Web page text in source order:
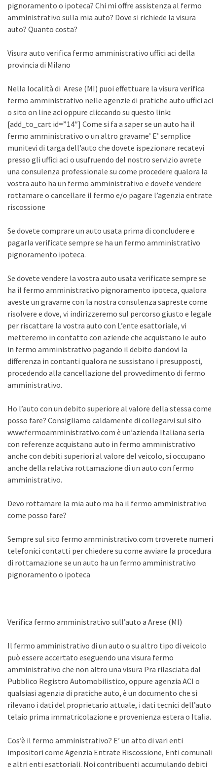
pignoramento o ipoteca? Chi mi offre assistenza al fermo
amministrativo sulla mia auto? Dove si richiede la visura
auto? Quanto costa?
Visura auto verifica fermo amministrativo uffici aci della
provincia di Milano
Nella località di Arese (MI) puoi effettuare la visura verifica
fermo amministrativo nelle agenzie di pratiche auto uffici aci
o sito on line aci oppure cliccando su questo link:
[add_to_cart id=”14″] Come si fa a saper se un auto ha il
fermo amministrativo o un altro gravame’ E’ semplice
munitevi di targa dell’auto che dovete ispezionare recatevi
presso gli uffici aci o usufruendo del nostro servizio avrete
una consulenza professionale su come procedere qualora la
vostra auto ha un fermo amministrativo e dovete vendere
rottamare o cancellare il fermo e/o pagare l’agenzia entrate
riscossione
Se dovete comprare un auto usata prima di concludere e
pagarla verificate sempre se ha un fermo amministrativo
pignoramento ipoteca.
Se dovete vendere la vostra auto usata verificate sempre se
ha il fermo amministrativo pignoramento ipoteca, qualora
aveste un gravame con la nostra consulenza sapreste come
risolvere e dove, vi indirizzeremo sul percorso giusto e legale
per riscattare la vostra auto con L’ente esattoriale, vi
metteremo in contatto con aziende che acquistano le auto
in fermo amministrativo pagando il debito dandovi la
differenza in contanti qualora ne sussistano i presupposti,
procedendo alla cancellazione del provvedimento di fermo
amministrativo.
Ho l’auto con un debito superiore al valore della stessa come
posso fare? Consigliamo caldamente di collegarvi sul sito
www.fermoamministrativo.com è un’azienda Italiana seria
con referenze acquistano auto in fermo amministrativo
anche con debiti superiori al valore del veicolo, si occupano
anche della relativa rottamazione di un auto con fermo
amministrativo.
Devo rottamare la mia auto ma ha il fermo amministrativo
come posso fare?
Sempre sul sito fermo amministrativo.com troverete numeri
telefonici contatti per chiedere su come avviare la procedura
di rottamazione se un auto ha un fermo amministrativo
pignoramento o ipoteca
Verifica fermo amministrativo sull’auto a Arese (MI)
Il fermo amministrativo di un auto o su altro tipo di veicolo
può essere accertato eseguendo una visura fermo
amministrativo che non altro una visura Pra rilasciata dal
Pubblico Registro Automobilistico, oppure agenzia ACI o
qualsiasi agenzia di pratiche auto, è un documento che si
rilevano i dati del proprietario attuale, i dati tecnici dell’auto
telaio prima immatricolazione e provenienza estera o Italia.
Cos’è il fermo amministrativo? E’ un atto di vari enti
impositori come Agenzia Entrate Riscossione, Enti comunali
e altri enti esattoriali. Noi contribuenti accumulando debiti